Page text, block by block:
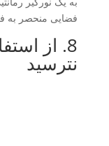
فضایی منحصر به
8. از
نترسید